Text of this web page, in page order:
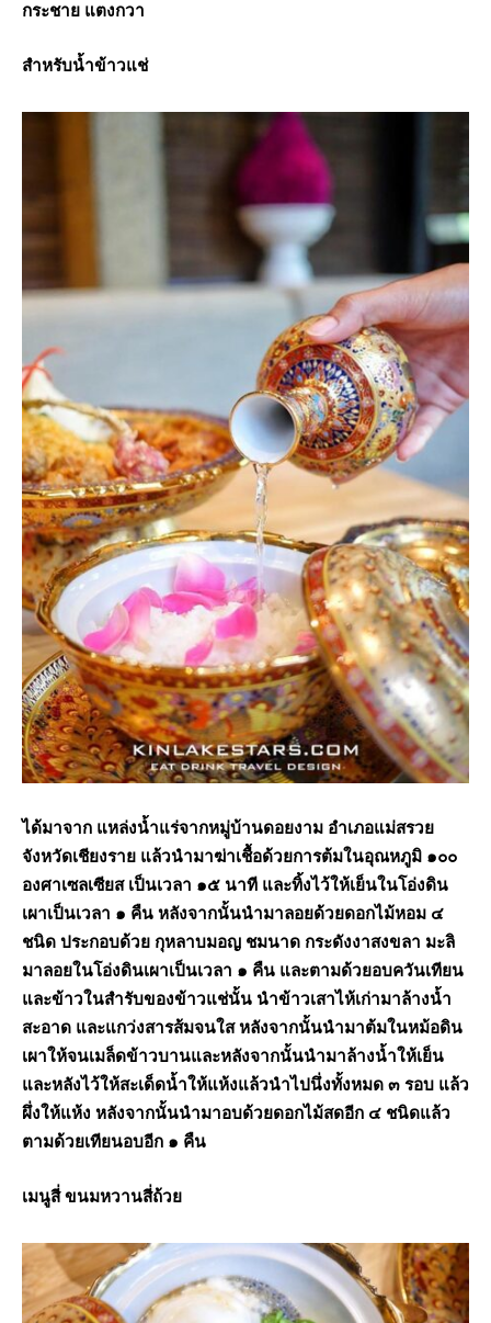
กระชาย แตงกวา
สำหรับน้ำข้าวแช่
ได้มาจาก แหล่งน้ำแร่จากหมู่บ้านดอยงาม อำเภอแม่สรวย
จังหวัดเชียงราย แล้วนำมาฆ่าเชื้อด้วยการต้มในอุณหภูมิ ๑๐๐
องศาเซลเซียส เป็นเวลา ๑๕ นาที และทิ้งไว้ให้เย็นในโอ่งดิน
เผาเป็นเวลา ๑ คืน หลังจากนั้นนำมาลอยด้วยดอกไม้หอม ๔
ชนิด ประกอบด้วย กุหลาบมอญ ชมนาด กระดังงาสงขลา มะลิ
มาลอยในโอ่งดินเผาเป็นเวลา ๑ คืน และตามด้วยอบควันเทียน
และข้าวในสำรับของข้าวแช่นั้น นำข้าวเสาไห้เก่ามาล้างน้ำ
สะอาด และแกว่งสารส้มจนใส หลังจากนั้นนำมาต้มในหม้อดิน
เผาให้จนเมล็ดข้าวบานและหลังจากนั้นนำมาล้างน้ำให้เย็น
และหลังไว้ให้สะเด็ดน้ำให้แห้งแล้วนำไปนึ่งทั้งหมด ๓ รอบ แล้ว
ผึ่งให้แห้ง หลังจากนั้นนำมาอบด้วยดอกไม้สดอีก ๔ ชนิดแล้ว
ตามด้วยเทียนอบอีก ๑ คืน
เมนูสี่ ขนมหวานสี่ถ้วย